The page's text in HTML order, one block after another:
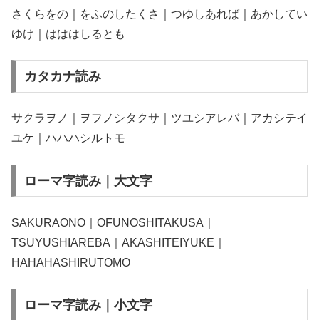
さくらをの｜をふのしたくさ｜つゆしあれば｜あかしてい
ゆけ｜はははしるとも
カタカナ読み
サクラヲノ｜ヲフノシタクサ｜ツユシアレバ｜アカシテイ
ユケ｜ハハハシルトモ
ローマ字読み｜大文字
SAKURAONO｜OFUNOSHITAKUSA｜
TSUYUSHIAREBA｜AKASHITEIYUKE｜
HAHAHASHIRUTOMO
ローマ字読み｜小文字